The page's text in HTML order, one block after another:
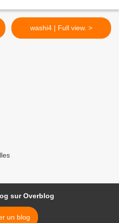
washi4 | Full view. >
sur Overblog
un blog